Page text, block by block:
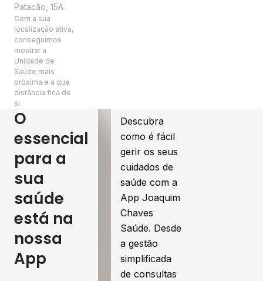
Patacão, 15A
Com a sua
localização ativa,
conseguimos
mostrar a
Unidade de
Saúde mais
próxima e a que
distância fica de
si.
O
essencial
para a
sua
saúde
está na
nossa
App
Descubra
como é fácil
gerir os seus
cuidados de
saúde com a
App Joaquim
Chaves
Saúde. Desde
a gestão
simplificada
de consultas